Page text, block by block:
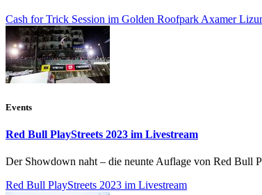
Cash for Trick Session im Golden Roofpark Axamer
Events
Red Bull PlayStreets 2023 im Livestream
Der Showdown naht – die neunte Auflage von Red Bull
Red Bull PlayStreets 2023 im Livestream